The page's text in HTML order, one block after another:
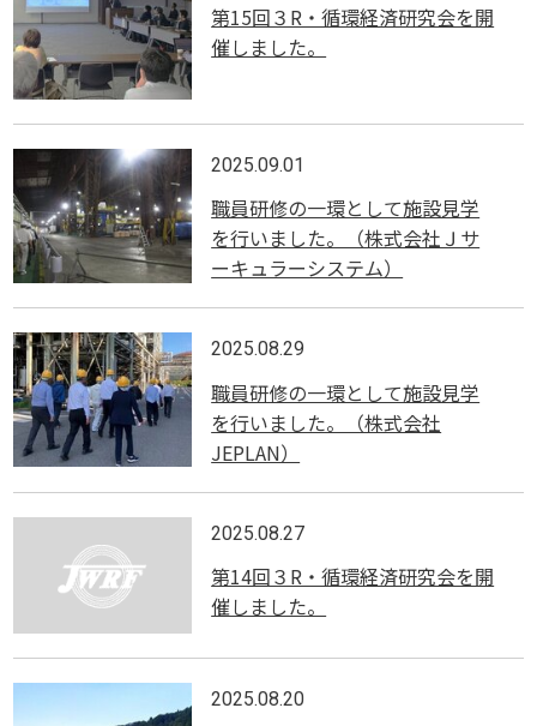
第15回３R・循環経済研究会を開
催しました。
2025.09.01
職員研修の一環として施設見学
を行いました。（株式会社Ｊサ
ーキュラーシステム）
2025.08.29
職員研修の一環として施設見学
を行いました。（株式会社
JEPLAN）
2025.08.27
第14回３R・循環経済研究会を開
催しました。
2025.08.20